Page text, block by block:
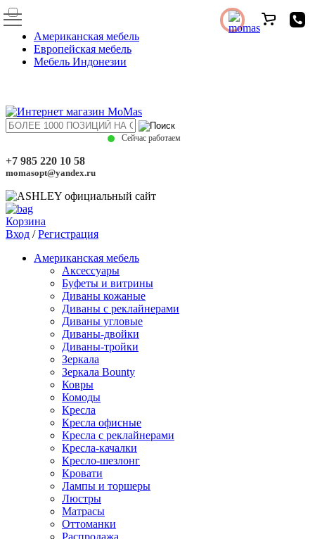
Американская мебель
Европейская мебель
Мебель Индонезии
Сейчас работаем
+7 985 220 10 58
momasopt@yandex.ru
Корзина
Вход /Регистрация
Американская мебель
Аксессуары
Буфеты и витрины
Диваны кожаные
Диваны с реклайнерами
Диваны угловые
Диваны-двойки
Диваны-тройки
Зеркала
Зеркала Bounty
Ковры
Комоды
Кресла
Кресла офисные
Кресла с реклайнерами
Кресла-качалки
Кресло-шезлонг
Кровати
Лампы и торшеры
Люстры
Матрасы
Оттоманки
Распродажа